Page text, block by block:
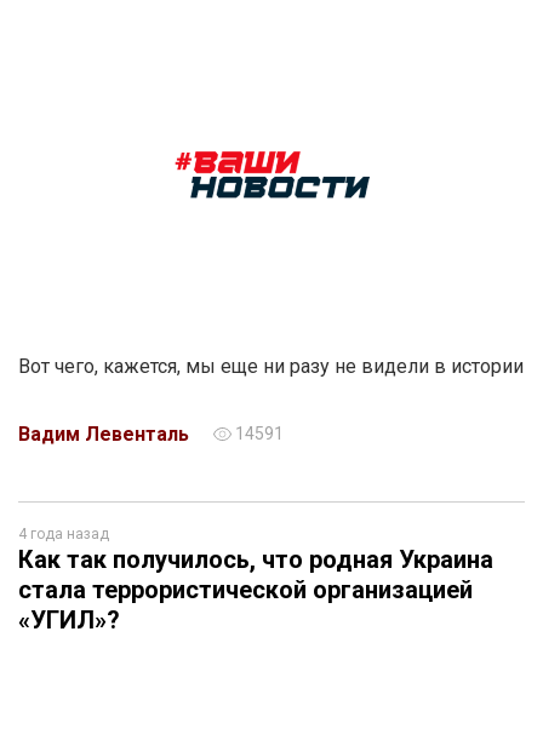
Вот чего, кажется, мы еще ни разу не видели в истории
Вадим Левенталь 14591
4 года назад
Как так получилось, что родная Украина
стала террористической организацией
«УГИЛ»?